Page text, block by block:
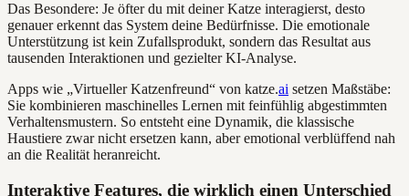
Das Besondere: Je öfter du mit deiner Katze interagierst, desto
genauer erkennt das System deine Bedürfnisse. Die emotionale
Unterstützung ist kein Zufallsprodukt, sondern das Resultat aus
tausenden Interaktionen und gezielter KI-Analyse.
Apps wie „Virtueller Katzenfreund“ von katze.ai setzen Maßstäbe:
Sie kombinieren maschinelles Lernen mit feinfühlig abgestimmten
Verhaltensmustern. So entsteht eine Dynamik, die klassische
Haustiere zwar nicht ersetzen kann, aber emotional verblüffend nah
an die Realität heranreicht.
Interaktive Features, die wirklich einen Unterschied